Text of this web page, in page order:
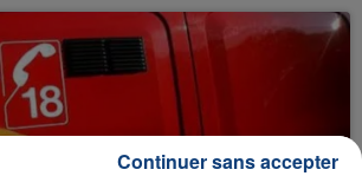
Continuer sans accepter